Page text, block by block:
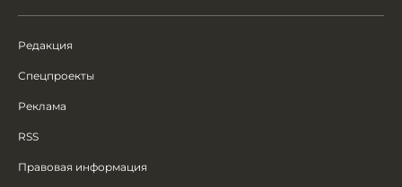
Редакция
Спецпроекты
Реклама
RSS
Правовая информация